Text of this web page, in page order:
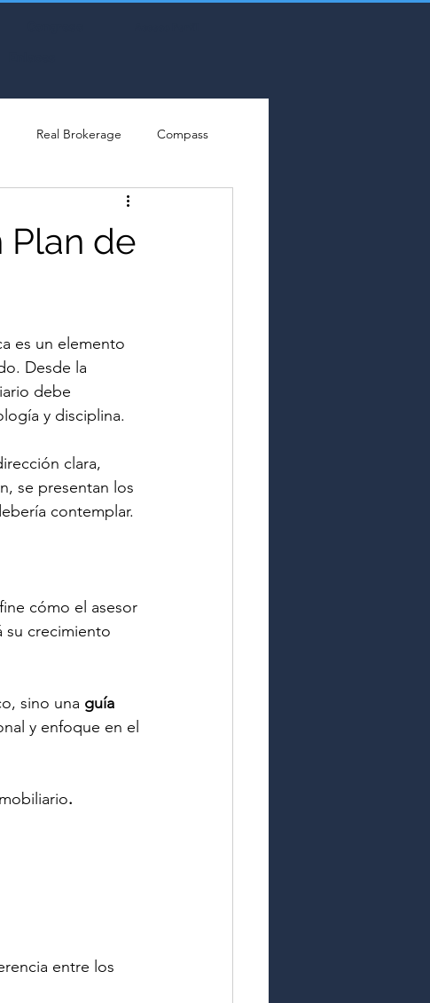
Real Brokerage Compass
Plan de
es un elemento
Desde la
debe
y disciplina.
clara,
se presentan los
contemplar.
cómo el asesor
su crecimiento
sino una guía
y enfoque en el
.
entre los